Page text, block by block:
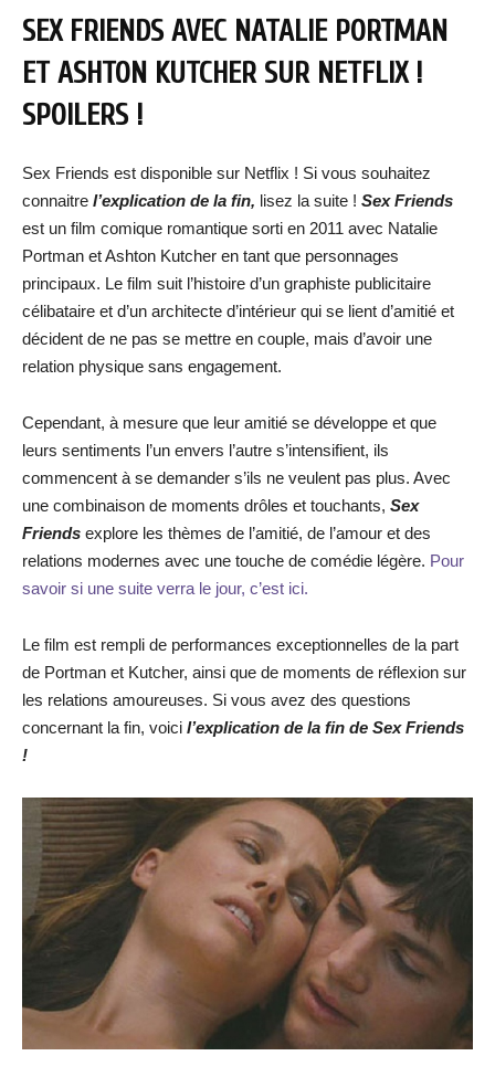
SEX FRIENDS AVEC NATALIE PORTMAN
ET ASHTON KUTCHER SUR NETFLIX !
SPOILERS !
Sex Friends est disponible sur Netflix ! Si vous souhaitez
connaitre l’explication de la fin, lisez la suite ! Sex Friends
est un film comique romantique sorti en 2011 avec Natalie
Portman et Ashton Kutcher en tant que personnages
principaux. Le film suit l’histoire d’un graphiste publicitaire
célibataire et d’un architecte d’intérieur qui se lient d’amitié et
décident de ne pas se mettre en couple, mais d’avoir une
relation physique sans engagement.
Cependant, à mesure que leur amitié se développe et que
leurs sentiments l’un envers l’autre s’intensifient, ils
commencent à se demander s’ils ne veulent pas plus. Avec
une combinaison de moments drôles et touchants, Sex
Friends explore les thèmes de l’amitié, de l’amour et des
relations modernes avec une touche de comédie légère. Pour
savoir si une suite verra le jour, c’est ici.
Le film est rempli de performances exceptionnelles de la part
de Portman et Kutcher, ainsi que de moments de réflexion sur
les relations amoureuses. Si vous avez des questions
concernant la fin, voici l’explication de la fin de Sex Friends
!